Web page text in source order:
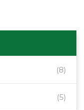
(8)
(5)